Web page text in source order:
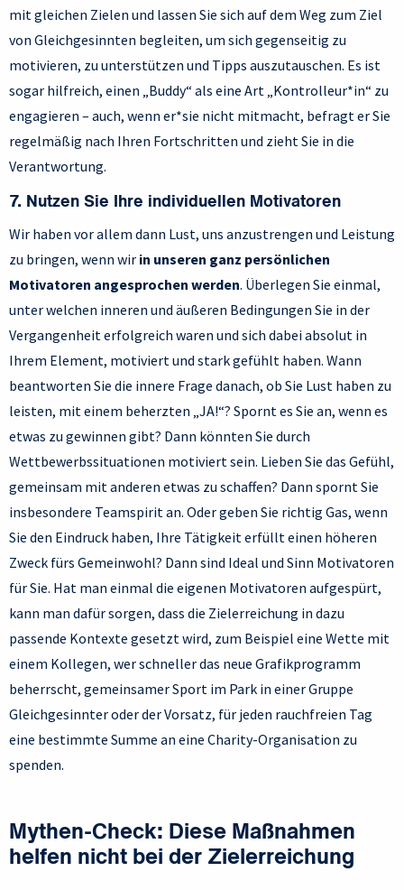
mit gleichen Zielen und lassen Sie sich auf dem Weg zum Ziel
von Gleichgesinnten begleiten, um sich gegenseitig zu
motivieren, zu unterstützen und Tipps auszutauschen. Es ist
sogar hilfreich, einen „Buddy“ als eine Art „Kontrolleur*in“ zu
engagieren – auch, wenn er*sie nicht mitmacht, befragt er Sie
regelmäßig nach Ihren Fortschritten und zieht Sie in die
Verantwortung.
7. Nutzen Sie Ihre individuellen Motivatoren
Wir haben vor allem dann Lust, uns anzustrengen und Leistung
zu bringen, wenn wir in unseren ganz persönlichen
Motivatoren angesprochen werden. Überlegen Sie einmal,
unter welchen inneren und äußeren Bedingungen Sie in der
Vergangenheit erfolgreich waren und sich dabei absolut in
Ihrem Element, motiviert und stark gefühlt haben. Wann
beantworten Sie die innere Frage danach, ob Sie Lust haben zu
leisten, mit einem beherzten „JA!“? Spornt es Sie an, wenn es
etwas zu gewinnen gibt? Dann könnten Sie durch
Wettbewerbssituationen motiviert sein. Lieben Sie das Gefühl,
gemeinsam mit anderen etwas zu schaffen? Dann spornt Sie
insbesondere Teamspirit an. Oder geben Sie richtig Gas, wenn
Sie den Eindruck haben, Ihre Tätigkeit erfüllt einen höheren
Zweck fürs Gemeinwohl? Dann sind Ideal und Sinn Motivatoren
für Sie. Hat man einmal die eigenen Motivatoren aufgespürt,
kann man dafür sorgen, dass die Zielerreichung in dazu
passende Kontexte gesetzt wird, zum Beispiel eine Wette mit
einem Kollegen, wer schneller das neue Grafikprogramm
beherrscht, gemeinsamer Sport im Park in einer Gruppe
Gleichgesinnter oder der Vorsatz, für jeden rauchfreien Tag
eine bestimmte Summe an eine Charity-Organisation zu
spenden.
Mythen-Check: Diese Maßnahmen
helfen nicht bei der Zielerreichung